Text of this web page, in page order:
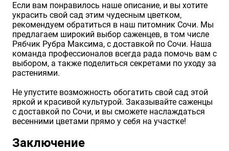
Если вам понравилось наше описание, и вы хотите
украсить свой сад этим чудесным цветком,
рекомендуем обратиться в наш питомник Сочи. Мы
предлагаем широкий выбор саженцев, в том числе
Рябчик Рубра Максима, с доставкой по Сочи. Наша
команда профессионалов всегда рада помочь вам с
выбором, а также поделиться секретами по уходу за
растениями.
Не упустите возможность обогатить свой сад этой
яркой и красивой культурой. Заказывайте саженцы
с доставкой по Сочи, и вы сможете наслаждаться
весенними цветами прямо у себя на участке!
Заключение